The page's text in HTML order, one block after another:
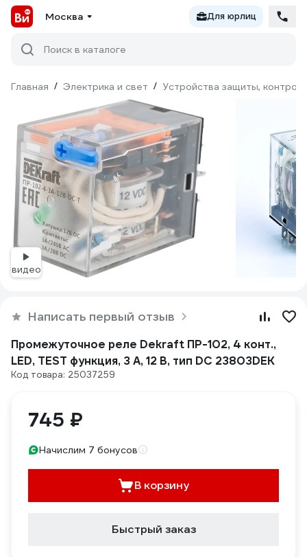
Москва Для юрлиц
Поиск в каталоге
Главная / Электрика и свет / Устройства защиты,
видео
Написать первый отзыв
Промежуточное реле Dekraft ПР-102, 4 конт.,
LED, TEST функция, 3 А, 12 В, тип DC 23803DEK
Код товара: 25037259
745 ₽
Начислим 7 бонусов
В корзину
Быстрый заказ